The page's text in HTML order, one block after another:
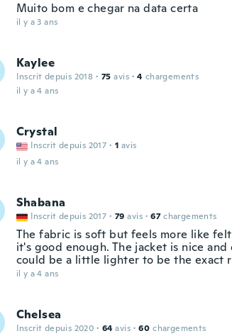
Muito bom e chegar na data certa
il y a 3 ans
Kaylee
Inscrit depuis 2018 · 75 avis · 4 chargements
il y a 4 ans
Crystal
Inscrit depuis 2017 · 1 avis
il y a 4 ans
Shabana
Inscrit depuis 2017 · 79 avis · 67 chargements
The fabric is soft but feels more like
it's good enough. The jacket is nice
could be a little lighter to be the exact
il y a 4 ans
Chelsea
Inscrit depuis 2020 · 64 avis · 60 chargements